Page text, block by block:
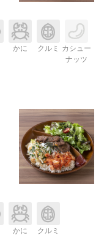
かに クルミ カシュー
ナッツ
かに クルミ